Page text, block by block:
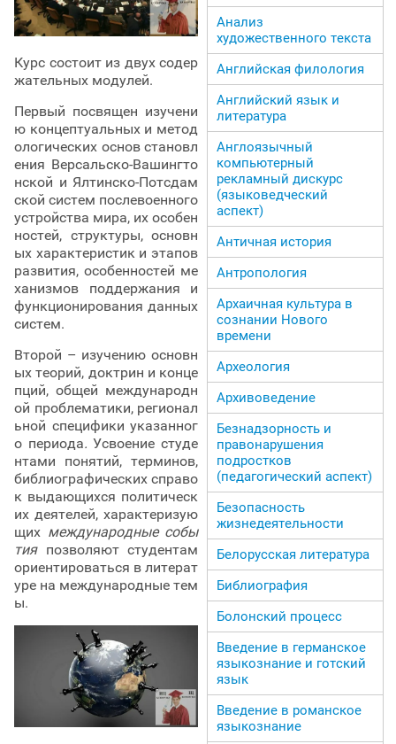
Курс состоит из двух содер
жательных модулей.
Первый посвящен изучени
ю концептуальных и метод
ологических основ становл
ения Версальско-Вашингто
нской и Ялтинско-Потсдам
ской систем послевоенного
устройства мира, их особен
ностей, структуры, основн
ых характеристик и этапов
развития, особенностей ме
ханизмов поддержания и
функционирования данных
систем.
Второй – изучению основн
ых теорий, доктрин и конце
пций, общей международн
ой проблематики, регионал
ьной специфики указанног
о периода.Усвоение студе
нтами понятий, терминов,
библиографических справо
к выдающихся политическ
их деятелей, характеризую
щих международные собы
тияпозволяют студентам
ориентироваться в литерат
уре на международные тем
ы.
Анализ
художественного текста
Английская филология
Английский язык и
литература
Англоязычный
компьютерный
рекламный дискурс
(языковедческий
аспект)
Античная история
Антропология
Архаичная культура в
сознании Нового
времени
Археология
Архивоведение
Безнадзорность и
правонарушения
подростков
(педагогический аспект)
Безопасность
жизнедеятельности
Белорусская литература
Библиография
Болонский процесс
Введение в германское
языкознание и готский
язык
Введение в романское
языкознание